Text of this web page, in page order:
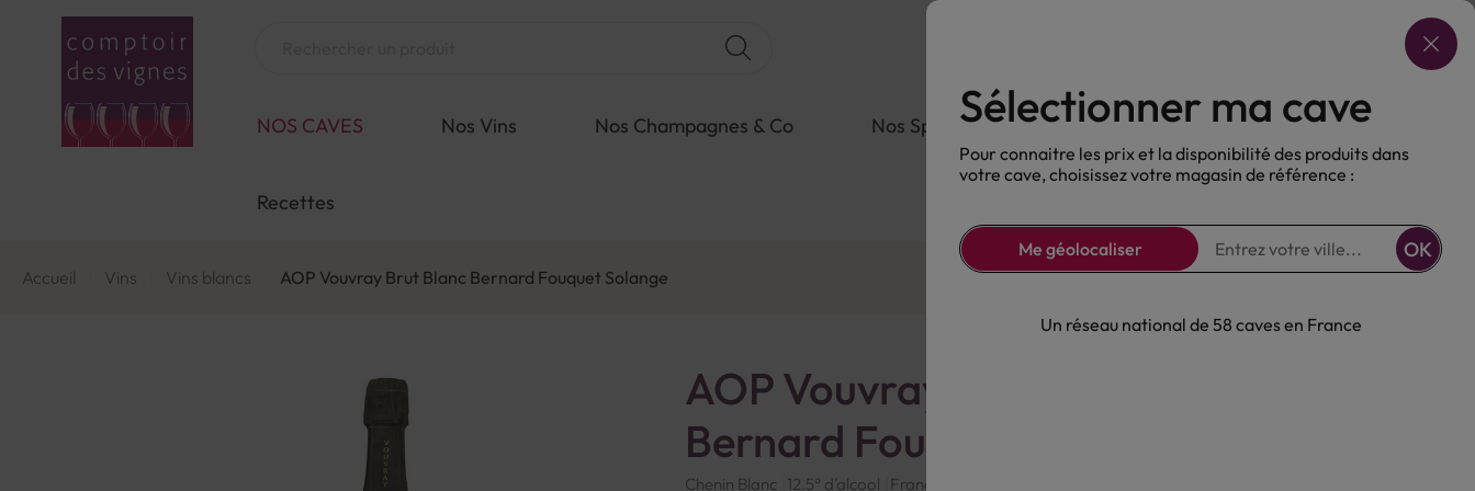
Choisir ma cave
NOS CAVES Nos Vins Nos Champagnes & Co Nos Spiritueux Nos Bières Sans alcool
Recettes
Accueil Vins Vins blancs AOP Vouvray Brut Blanc Bernard Fouquet Solange
AOP Vouvray Brut Blanc
Bernard Fouquet Solange
Chenin Blanc 12.5° d'alcool France
Sélectionner ma cave
Pour connaitre les prix et la disponibilité des produits dans
votre cave, choisissez votre magasin de référence :
Me géolocaliser OK
Un réseau national de 58 caves en France